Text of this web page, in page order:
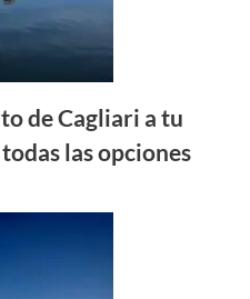
de Cagliari a tu
las opciones